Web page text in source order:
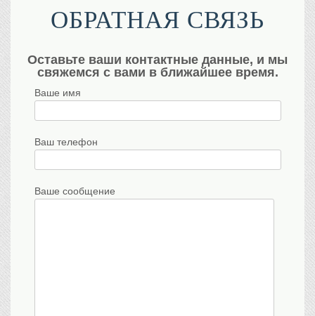
ОБРАТНАЯ СВЯЗЬ
Оставьте ваши контактные данные, и мы
свяжемся с вами в ближайшее время.
Ваше имя
Ваш телефон
Ваше сообщение